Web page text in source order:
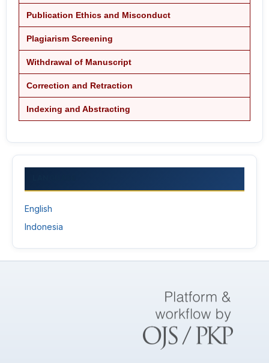
Publication Ethics and Misconduct
Plagiarism Screening
Withdrawal of Manuscript
Correction and Retraction
Indexing and Abstracting
English
Indonesia